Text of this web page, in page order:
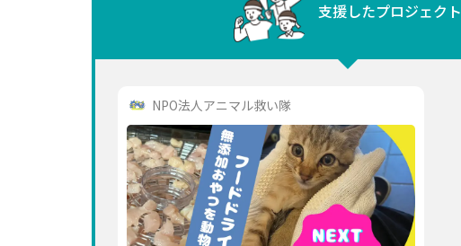
四国
九州・沖縄 福岡
支援したプロジェクト
NPO法人アニマル救い隊